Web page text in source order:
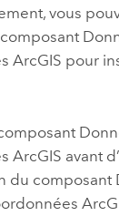
vous
composant
ArcGIS pour
ArcGIS avant
du composant